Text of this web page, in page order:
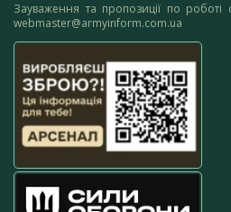
Зауваження та пропозиції по роботі
webmaster@armyinform.com.ua